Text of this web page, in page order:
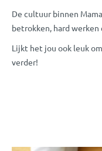
De cultuur binnen
betrokken, hard
Lijkt het jou ook leuk
verder!